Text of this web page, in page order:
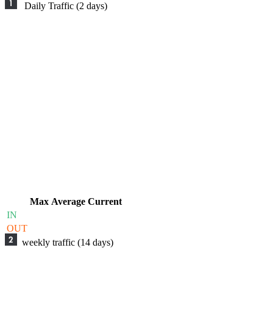
Daily Traffic (2 days)
Max Average Current
IN
OUT
weekly traffic (14 days)